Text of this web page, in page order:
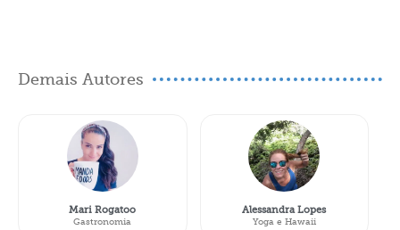
Demais Autores
Mari Rogatoo
Gastronomia
Alessandra Lopes
Yoga e Hawaii